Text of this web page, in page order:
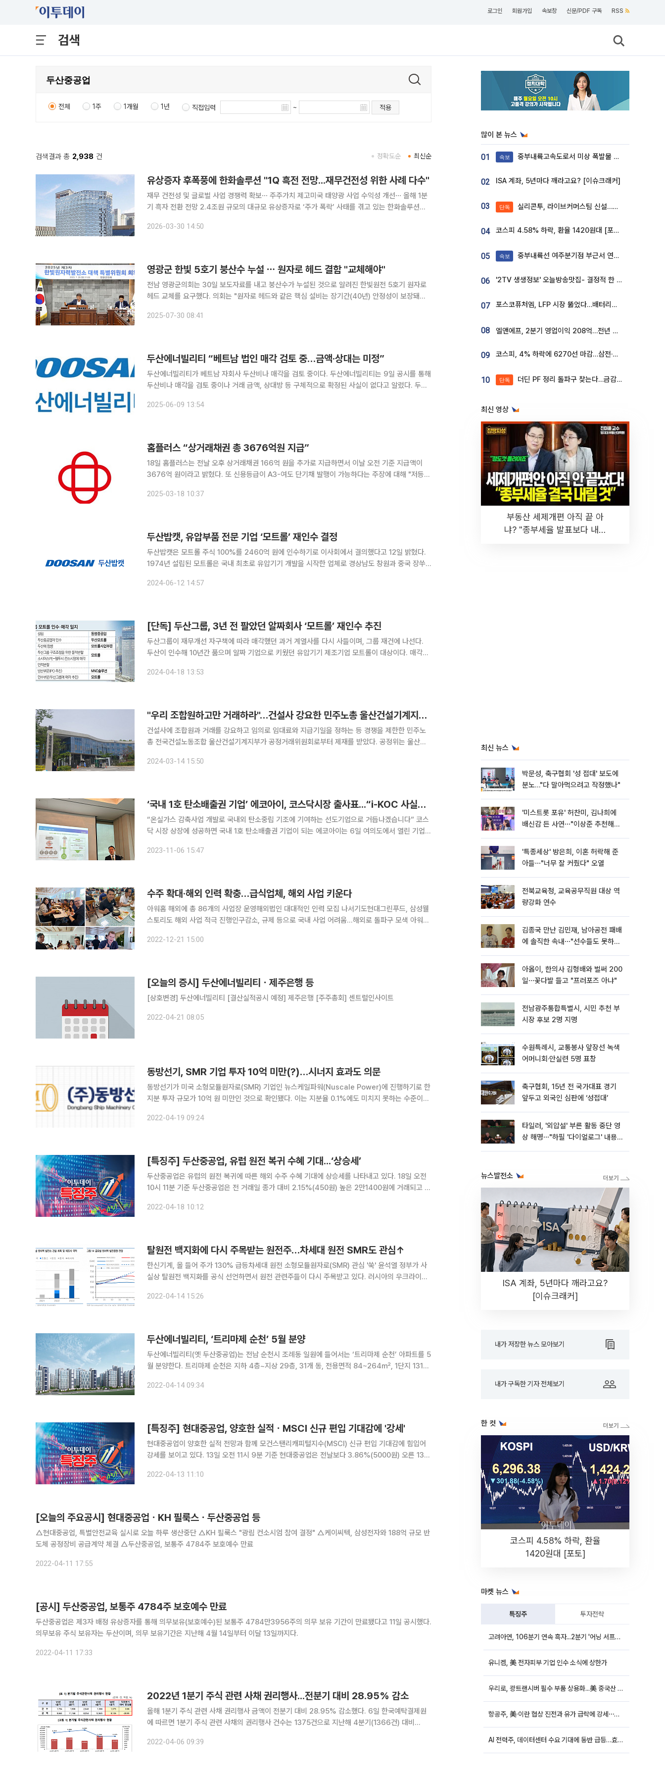
로그인 회원가입 속보창 신문/PDF 구독 RSS
검색
전체 1주 1개월 1년 직접입력 ~ 적용
검색결과 총 2,938 건 최신순
정확도순
유상증자 후폭풍에 한화솔루션 "1Q 흑전 전망...재무건전성 위한 사례 다수"
재무 건전성 및 글로벌 사업 경쟁력 확보⋯ 주주가치 제고미국 태양광 사업 수익성 개선⋯ 올해 1분
기 흑자 전환 전망 2.4조원 규모의 대규모 유상증자로 ‘주가 폭락’ 사태를 겪고 있는 한화솔루션이
태양광·석유화학 업황 둔화 등의 영향으로 재무상태가 나빠졌는데
2026-03-30 14:50
영광군 한빛 5호기 붕산수 누설 ⋯ 원자로 헤드 결함 "교체해야"
전남 영광군의회는 30일 보도자료를 내고 붕산수가 누설된 것으로 알려진 한빛원전 5호기 원자로
헤드 교체를 요구했다. 의회는 "원자로 헤드와 같은 핵심 설비는 장기간(40년) 안정성이 보장돼야
2025-07-30 08:41
두산에너빌리티 “베트남 법인 매각 검토 중…금액·상대는 미정”
두산에너빌리티가 베트남 자회사 두산비나 매각을 검토 중이다. 두산에너빌리티는 9일 공시를 통해
두산비나 매각을 검토 중이나 거래 금액, 상대방 등 구체적으로 확정된 사실이 없다고 알렸다. 두산
HD현대와 매각 가격 4000억 원 수준에 두산비나 매각을 협의 중
2025-06-09 13:54
홈플러스 “상거래채권 총 3676억원 지급”
18일 홈플러스는 전날 오후 상거래채권 166억 원을 추가로 지급하면서 이날 오전 기준 지급액이
3676억 원이라고 밝혔다. 또 신용등급이 A3-여도 단기채 발행이 가능하다는 주장에 대해 "저등급
두산중공업 A3- 등급 단기채가 발행된 시기는 2018~20
2025-03-18 10:37
두산밥캣, 유압부품 전문 기업 ‘모트롤’ 재인수 결정
두산밥캣은 모트롤 주식 100%를 2460억 원에 인수하기로 이사회에서 결의했다고 12일 밝혔다.
1974년 설립된 모트롤은 국내 최초로 유압기기 개발을 시작한 업체로 경상남도 창원과 중국 장쑤
동화에 대비해 전기적으로 장비를 구동하고 제어하는 ‘E-드라이
2024-06-12 14:57
[단독] 두산그룹, 3년 전 팔았던 알짜회사 ‘모트롤’ 재인수 추진
두산그룹이 재무개선 자구책에 따라 매각했던 과거 계열사를 다시 사들이며, 그룹 재건에 나선다.
두산이 인수해 10년간 품으며 알짜 기업으로 키웠던 유압기기 제조기업 모트롤이 대상이다. 매각한
2024-04-18 13:53
"우리 조합원하고만 거래하라"…건설사 강요한 민주노총 울산건설기계지부 과징금
건설사에 조합원과 거래를 강요하고 임의로 임대료와 지급기일을 정하는 등 경쟁을 제한한 민주노
총 전국건설노동조합 울산건설기계지부가 공정거래위원회로부터 제재를 받았다. 공정위는 울산건
일 밝혔다. 공정위 조사에 따르면 울산건설기계지부는 2021년 기준 울산 내
2024-03-14 15:50
‘국내 1호 탄소배출권 기업’ 에코아이, 코스닥시장 출사표...“i-KOC 사실상 독점”
“온실가스 감축사업 개발로 국내외 탄소중립 기조에 기여하는 선도기업으로 거듭나겠습니다” 코스
닥 시장 상장에 성공하면 국내 1호 탄소배출권 기업이 되는 에코아이는 6일 여의도에서 열린 기업공
밝혔다. 2005년 설립된 에코아이는 탄소배출권 분야에 특화해 온실가
2023-11-06 15:47
수주 확대·해외 인력 확충…급식업체, 해외 사업 키운다
아워홈 해외에 총 86개의 사업장 운영해외법인 대대적인 인력 모집 나서기도현대그린푸드, 삼성웰
스토리도 해외 사업 적극 진행인구감소, 규제 등으로 국내 사업 어려움…해외로 돌파구 모색 아워홈
에만 그치지 않고 해외 인력도 늘리고 있다. 인구 감소, 규제 등 악재로
2022-12-21 15:00
[오늘의 증시] 두산에너빌리티ㆍ제주은행 등
[상호변경] 두산에너빌리티 [결산실적공시 예정] 제주은행 [주주총회] 센트럴인사이트
2022-04-21 08:05
동방선기, SMR 기업 투자 10억 미만(?)…시너지 효과도 의문
동방선기가 미국 소형모듈원자로(SMR) 기업인 뉴스케일파워(Nuscale Power)에 진행하기로 한
지분 투자 규모가 10억 원 미만인 것으로 확인됐다. 이는 지분율 0.1%에도 미치지 못하는 수준이다.
다”며 “(이번 지분 투자는) 자본이익을 보려는 목
2022-04-19 09:24
[특징주] 두산중공업, 유럽 원전 복귀 수혜 기대...‘상승세’
두산중공업은 유럽의 원전 복귀에 따른 해외 수주 수혜 기대에 상승세를 나타내고 있다. 18일 오전
10시 11분 기준 두산중공업은 전 거래일 종가 대비 2.15%(450원) 높은 2만1400원에 거래되고 있
많지 않은 일부 동유럽 국가들이 원전을 신설하는
2022-04-18 10:12
탈원전 백지화에 다시 주목받는 원전주…차세대 원전 SMR도 관심↑
한신기계, 올 들어 주가 130% 급등차세대 원전 소형모듈원자로(SMR) 관심 '쑥' 윤석열 정부가 사
실상 탈원전 백지화를 공식 선언하면서 원전 관련주들이 다시 주목받고 있다. 러시아의 우크라이나
에 따르면 한신기계는 올해 들어 130% 넘게 급등했다. 지
2022-04-14 15:26
두산에너빌리티, ‘트리마제 순천’ 5월 분양
두산에너빌리티(옛 두산중공업)는 전남 순천시 조례동 일원에 들어서는 ‘트리마제 순천’ 아파트를 5
월 분양한다. 트리마제 순천은 지하 4층~지상 29층, 31개 동, 전용면적 84~264㎡, 1단지 1314
‘트리마제’가 적용된 단지인 만큼 우수한 상품성을
2022-04-14 09:34
[특징주] 현대중공업, 양호한 실적ㆍMSCI 신규 편입 기대감에 '강세'
현대중공업이 양호한 실적 전망과 함께 모건스탠리캐피털지수(MSCI) 신규 편입 기대감에 힘입어
강세를 보이고 있다. 13일 오전 11시 9분 기준 현대중공업은 전날보다 3.86%(5000원) 오른 13만
하기도 했다. 증권가는 현대중공업에 대해 대형 조선사
2022-04-13 11:10
[오늘의 주요공시] 현대중공업ㆍKH 필룩스ㆍ두산중공업 등
△현대중공업, 특별안전교육 실시로 오늘 하루 생산중단 △KH 필룩스 "광림 컨소시엄 참여 결정" △케이씨텍, 삼성전자와 188억 규모 반
도체 공정장비 공급계약 체결 △두산중공업, 보통주 4784주 보호예수 만료
2022-04-11 17:55
[공시] 두산중공업, 보통주 4784주 보호예수 만료
두산중공업은 제3자 배정 유상증자를 통해 의무보유(보호예수)된 보통주 4784만3956주의 의무 보유 기간이 만료됐다고 11일 공시했다.
의무보유 주식 보유자는 두산이며, 의무 보유기간은 지난해 4월 14일부터 이달 13일까지다.
2022-04-11 17:33
2022년 1분기 주식 관련 사채 권리행사...전분기 대비 28.95% 감소
올해 1분기 주식 관련 사채 권리행사 금액이 전분기 대비 28.95% 감소했다. 6일 한국예탁결제원
에 따르면 1분기 주식 관련 사채의 권리행사 건수는 1375건으로 지난해 4분기(1366건) 대비
감소했다. 종류별 권리행사 건수를 보면 전환
2022-04-06 09:39
많이 본 뉴스
01 속보 중부내륙고속도로서 미상 폭발물 발견
02 ISA 계좌, 5년마다 깨라고요? [이슈크래커]
03 단독 실리콘투, 라이브커머스팀 신설…K뷰티 ‘글로벌 판매망’ 확대[K뷰티 라방戰]
04 코스피 4.58% 하락, 환율 1420원대 [포토]
05 속보 중부내륙선 여주분기점 부근서 연이은 추돌사고 발생
06 '2TV 생생정보' 오늘방송맛집- 결정적 한 수, 3종 메밀면! 메밀 소바 맛집 '의○○○○'
07 포스코퓨처엠, LFP 시장 뚫었다…배터리사와 대규모 장기 공급 합의
08 엘앤에프, 2분기 영업이익 208억…전년 比 흑자전환
09 코스피, 4% 하락에 6270선 마감…삼전·SK하닉 '와르르' 각각 6%·10%대 급락
10 단독 더딘 PF 정리 돌파구 찾는다…금감원, 1년 반 만에 매각설명회 재개
최신 영상
부동산 세제개편 아직 끝 아
냐? "종부세율 발표보다 내릴
최신 뉴스
박문성, 축구협회 '성 접대' 보도에
분노…"다 말아먹으려고 작정했나"
'미스트롯 포유' 허찬미, 김나희에
배신감 든 사연⋯"이상준 추천해주
'특종세상' 방은희, 이혼 허락해 준
아들⋯"너무 잘 커줬다" 오열
전북교육청, 교육공무직원 대상 역
량강화 연수
김종국 만난 김민재, 남아공전 패배
에 솔직한 속내⋯"선수들도 못하긴
아옳이, 한의사 김형배와 벌써 200
일⋯꽃다발 들고 "프러포즈 아냐"
전남광주통합특별시, 시민 추천 부
시장 후보 2명 지명
수원특례시, 교통봉사 앞장선 녹색
어머니회·안실련 5명 표창
축구협회, 15년 전 국가대표 경기
앞두고 외국인 심판에 ‘성접대’
타일러, '외압설' 부른 활동 중단 영
상 해명⋯"하필 '다이얼로그' 내용이
뉴스발전소
ISA 계좌, 5년마다 깨라고요?
[이슈크래커]
내가 저장한 뉴스 모아보기
내가 구독한 기자 전체보기
한 컷
코스피 4.58% 하락, 환율
1420원대 [포토]
마켓 뉴스
특징주 투자전략
고려아연, 106분기 연속 흑자...2분기 '어닝 서프라이즈'에 장 초반 12%대 강세
유니켐, 美 전자피부 기업 인수 소식에 상한가
우리로, 광트랜시버 필수 부품 상용화...美 중국산 퇴출 추진에 상승세
항공주, 美·이란 협상 진전과 유가 급락에 강세⋯한진칼 8%↑
AI 전력주, 데이터센터 수요 기대에 동반 급등…효성중공업 10%↑